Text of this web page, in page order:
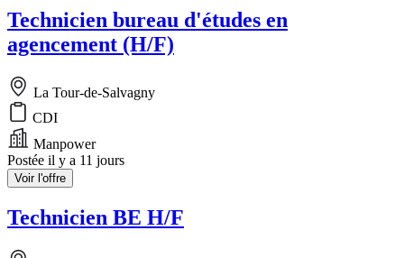
Technicien bureau d'études en
agencement (H/F)
La Tour-de-Salvagny
CDI
Manpower
Postée il y a 11 jours
Voir l'offre
Technicien BE H/F